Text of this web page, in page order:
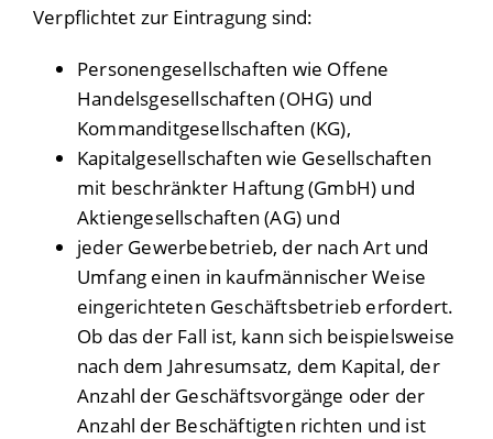
Verpflichtet zur Eintragung sind:
Personengesellschaften wie Offene
Handelsgesellschaften (OHG) und
Kommanditgesellschaften (KG),
Kapitalgesellschaften wie Gesellschaften
mit beschränkter Haftung (GmbH) und
Aktiengesellschaften (AG) und
jeder Gewerbebetrieb, der nach Art und
Umfang einen in kaufmännischer Weise
eingerichteten Geschäftsbetrieb erfordert.
Ob das der Fall ist, kann sich beispielsweise
nach dem Jahresumsatz, dem Kapital, der
Anzahl der Geschäftsvorgänge oder der
Anzahl der Beschäftigten richten und ist